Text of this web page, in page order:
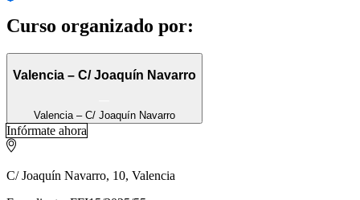
Curso organizado por:
Valencia – C/ Joaquín Navarro
Valencia – C/ Joaquín Navarro
Infórmate ahora
C/ Joaquín Navarro, 10, Valencia